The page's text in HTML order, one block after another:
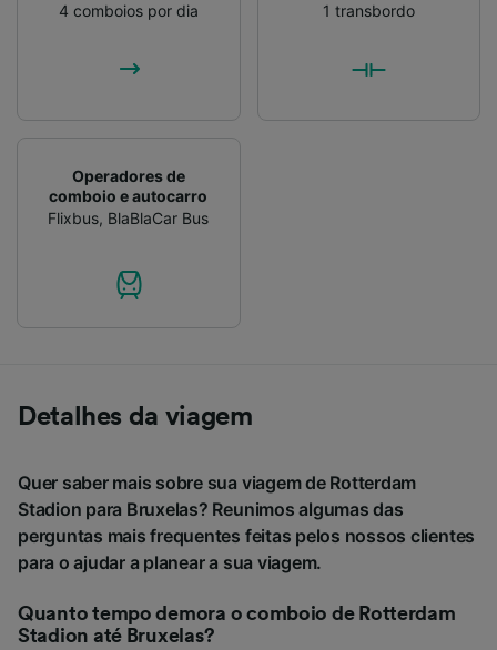
4 comboios por dia
1 transbordo
Operadores de
comboio e autocarro
Flixbus, BlaBlaCar Bus
Detalhes da viagem
Quer saber mais sobre sua viagem de Rotterdam
Stadion para Bruxelas? Reunimos algumas das
perguntas mais frequentes feitas pelos nossos clientes
para o ajudar a planear a sua viagem.
Quanto tempo demora o comboio de Rotterdam
Stadion até Bruxelas?